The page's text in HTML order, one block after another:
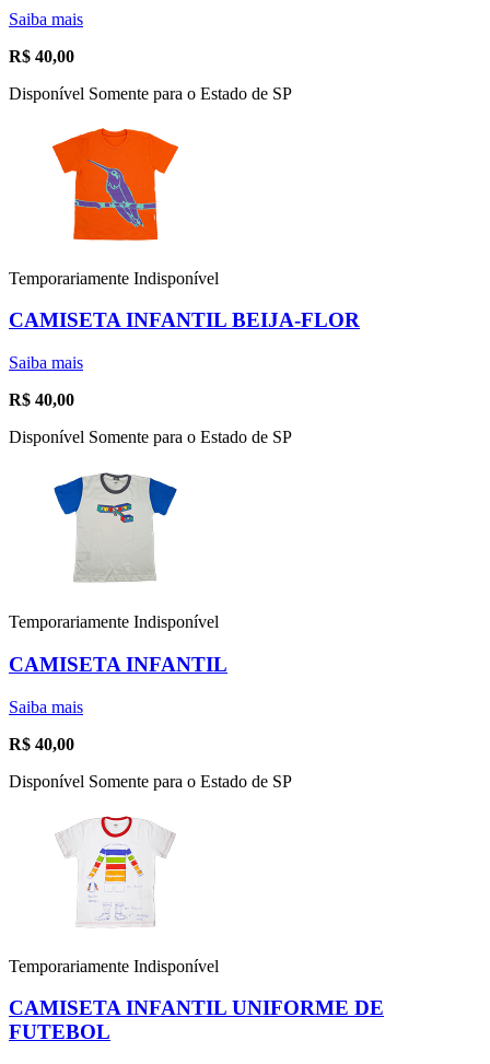
Saiba mais
R$ 40,00
Disponível Somente para o Estado de SP
Temporariamente Indisponível
CAMISETA INFANTIL BEIJA-FLOR
Saiba mais
R$ 40,00
Disponível Somente para o Estado de SP
Temporariamente Indisponível
CAMISETA INFANTIL
Saiba mais
R$ 40,00
Disponível Somente para o Estado de SP
Temporariamente Indisponível
CAMISETA INFANTIL UNIFORME DE
FUTEBOL